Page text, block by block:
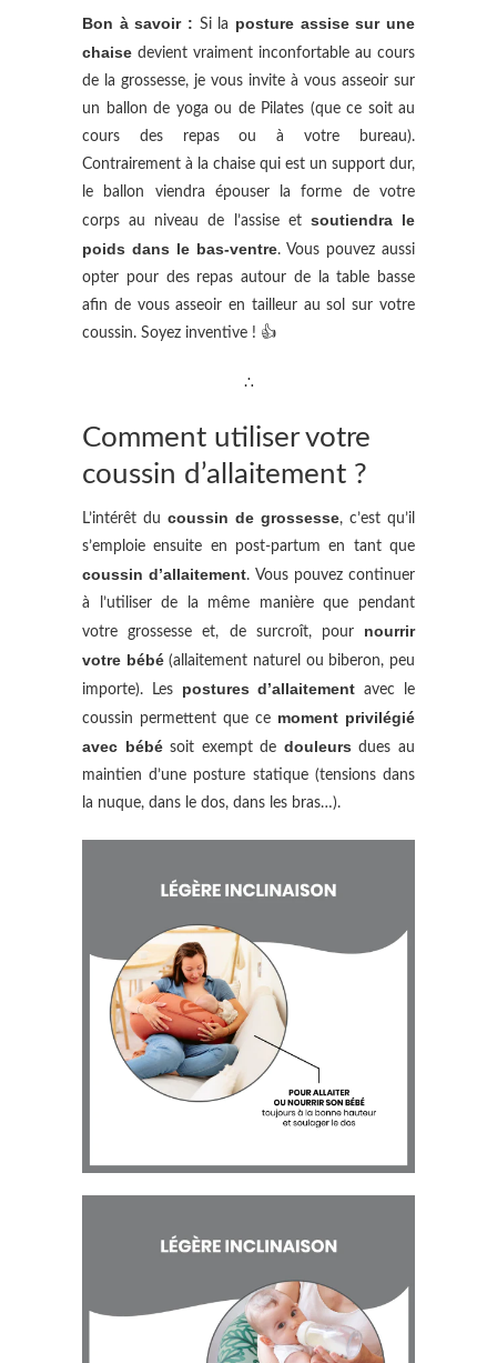
Bon à savoir : Si la posture assise sur une
chaise devient vraiment inconfortable au cours
de la grossesse, je vous invite à vous asseoir sur
un ballon de yoga ou de Pilates (que ce soit au
cours des repas ou à votre bureau).
Contrairement à la chaise qui est un support dur,
le ballon viendra épouser la forme de votre
corps au niveau de l’assise et soutiendra le
poids dans le bas-ventre. Vous pouvez aussi
opter pour des repas autour de la table basse
afin de vous asseoir en tailleur au sol sur votre
coussin. Soyez inventive ! 👍
∴
Comment utiliser votre
coussin d’allaitement ?
L’intérêt du coussin de grossesse, c’est qu’il
s’emploie ensuite en post-partum en tant que
coussin d’allaitement. Vous pouvez continuer
à l’utiliser de la même manière que pendant
votre grossesse et, de surcroît, pour nourrir
votre bébé(allaitement naturel ou biberon, peu
importe). Les postures d’allaitement avec le
coussin permettent que ce moment privilégié
avec bébésoit exempt de douleurs dues au
maintien d’une posture statique (tensions dans
la nuque, dans le dos, dans les bras…).